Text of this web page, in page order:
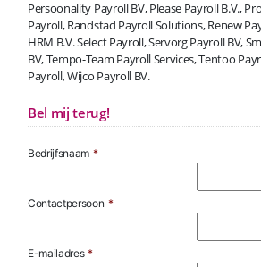
Persoonality Payroll BV, Please Payroll B.V.,
Payroll, Randstad Payroll Solutions, Renew
HRM B.V. Select Payroll, Servorg Payroll BV,
BV, Tempo-Team Payroll Services, Tentoo
Payroll, Wijco Payroll BV.
Bel mij terug!
Bedrijfsnaam *
Contactpersoon *
E-mailadres *